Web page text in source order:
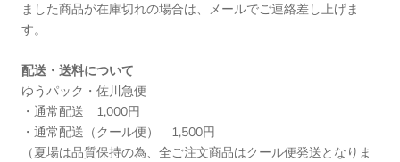
ました商品が在庫切れの場合は、メールでご連絡差し上げま
す。
配送・送料について
ゆうパック・佐川急便
・通常配送 1,000円
・通常配送（クール便） 1,500円
（夏場は品質保持の為、全ご注文商品はクール便発送となりま